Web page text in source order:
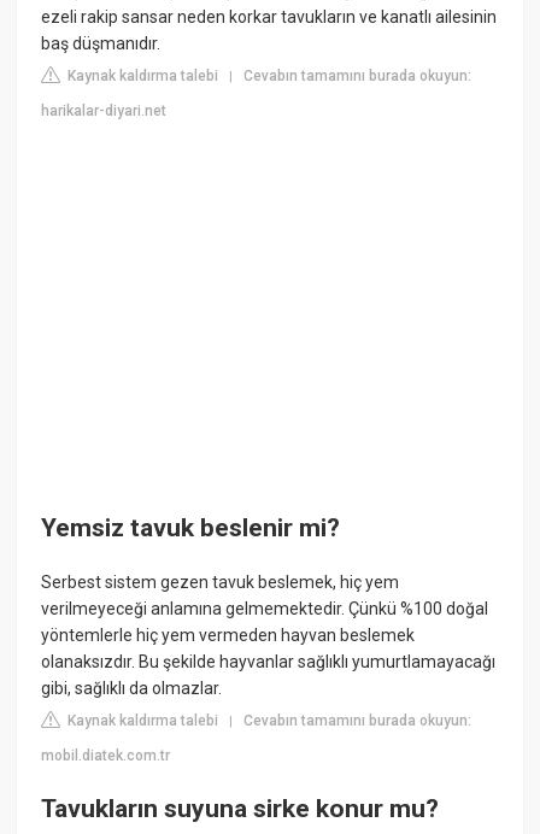
ezeli rakip sansar neden korkar tavukların ve kanatlı ailesinin
baş düşmanıdır.
Kaynak kaldırma talebi |Cevabın tamamını burada okuyun:
harikalar-diyari.net
Yemsiz tavuk beslenir mi?
Serbest sistem gezen tavuk beslemek, hiç yem
verilmeyeceği anlamına gelmemektedir. Çünkü %100 doğal
yöntemlerle hiç yem vermeden hayvan beslemek
olanaksızdır. Bu şekilde hayvanlar sağlıklı yumurtlamayacağı
gibi, sağlıklı da olmazlar.
Kaynak kaldırma talebi |Cevabın tamamını burada okuyun:
mobil.diatek.com.tr
Tavukların suyuna sirke konur mu?